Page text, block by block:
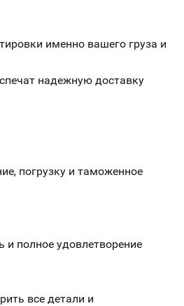
именно вашего груза и
надежную доставку
погрузку и таможенное
полное удовлетворение
все детали и